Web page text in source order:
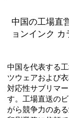
中国の工場直
ョンインク
中国を代表する
ツウェアおよび
対応性サブリマ
す。工場直送の
がら競争力のあ